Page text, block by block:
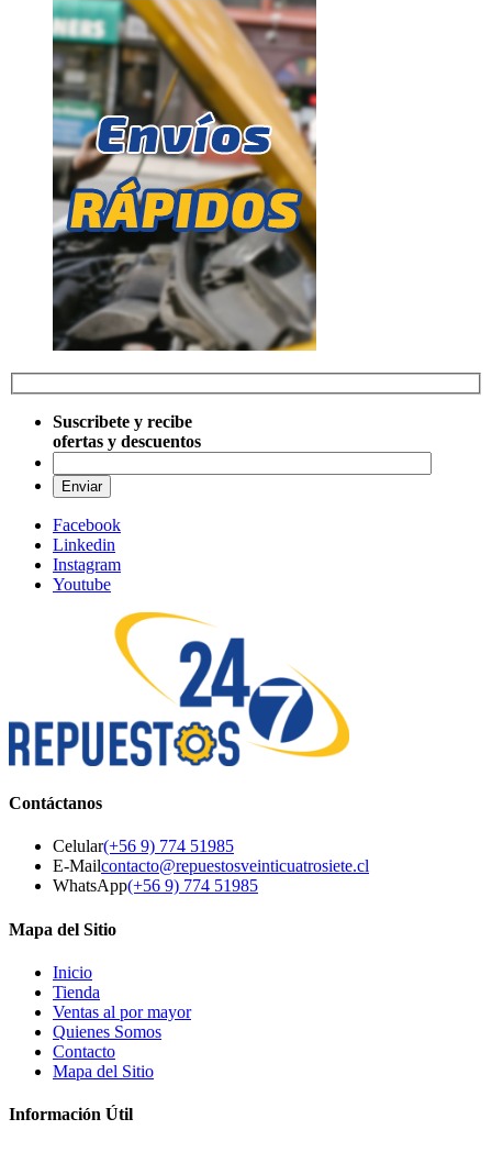
Suscribete y recibe
ofertas y descuentos
Facebook
Linkedin
Instagram
Youtube
Contáctanos
Celular(+56 9) 774 51985
E-Mailcontacto@repuestosveinticuatrosiete.cl
WhatsApp(+56 9) 774 51985
Mapa del Sitio
Inicio
Tienda
Ventas al por mayor
Quienes Somos
Contacto
Mapa del Sitio
Información Útil